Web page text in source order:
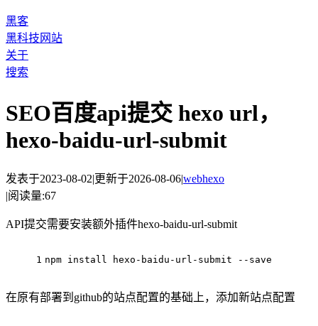
黑客
黑科技网站
关于
搜索
SEO百度api提交 hexo url，
hexo-baidu-url-submit
发表于2023-08-02|更新于2026-08-06|webhexo
|阅读量:67
API提交需要安装额外插件hexo-baidu-url-submit
1 npm install hexo-baidu-url-submit --save
在原有部署到github的站点配置的基础上，添加新站点配置